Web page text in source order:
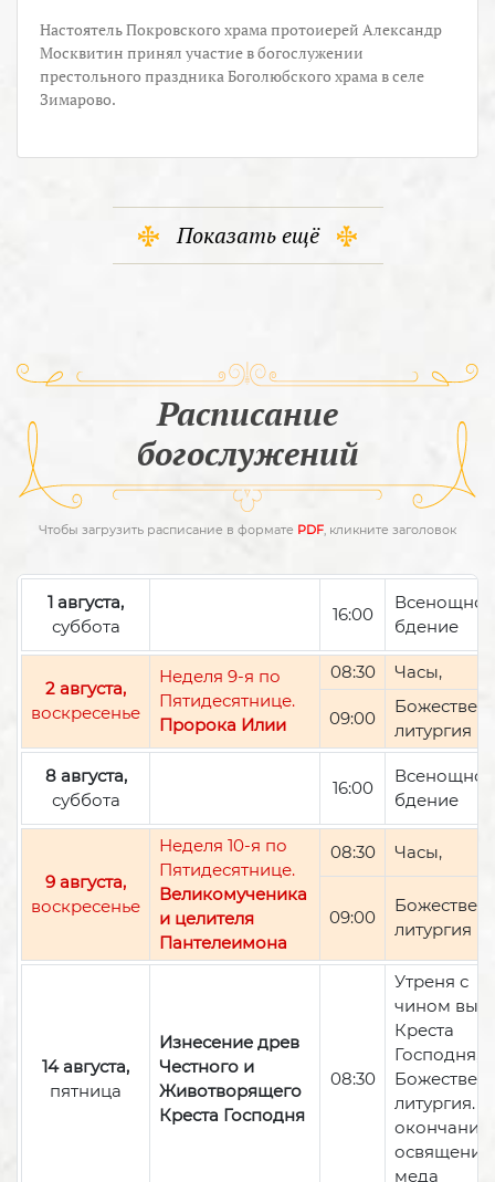
Настоятель Покровского храма протоиерей Александр
Москвитин принял участие в богослужении
престольного праздника Боголюбского храма в селе
Зимарово.
Показать ещё
Расписание
богослужений
Чтобы загрузить расписание в формате PDF, кликните заголовок
1 августа,
суббота
16:00
Всенощное
бдение
2 августа,
воскресенье
Неделя 9-я по
Пятидесятнице.
Пророка Илии
08:30 Часы,
09:00
литургия
8 августа,
суббота
16:00
Всенощное
бдение
9 августа,
воскресенье
Неделя 10-я по
Пятидесятнице.
Великомученика
и целителя
Пантелеимона
08:30 Часы,
09:00
литургия
14 августа,
пятница
Изнесение древ
Честного и
Животворящего
Креста Господня
08:30
Утреня с
чином
Креста
Господня,
литургия.
окончании
освящение
меда